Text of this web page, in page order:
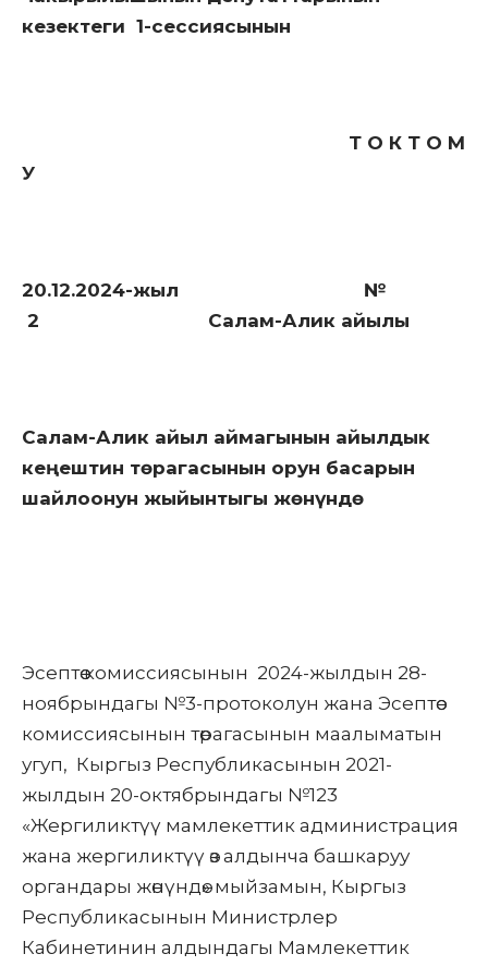
кезектеги 1-сессиясынын
Т О К Т О М
У
20.12.2024-жыл №
2 Салам-Алик айылы
Салам-Алик айыл аймагынын айылдык
кеңештин төрагасынын орун басарын
шайлоонун жыйынтыгы жөнүндө
Эсептөө комиссиясынын 2024-жылдын 28-
ноябрындагы №3-протоколун жана Эсептөө
комиссиясынын төрагасынын маалыматын
угуп, Кыргыз Республикасынын 2021-
жылдын 20-октябрындагы №123
«Жергиликтүү мамлекеттик администрация
жана жергиликтүү өз алдынча башкаруу
органдары жөнүндө» мыйзамын, Кыргыз
Республикасынын Министрлер
Кабинетинин алдындагы Мамлекеттик